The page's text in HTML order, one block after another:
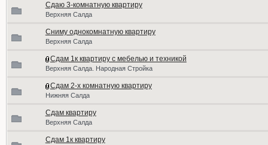
Сдаю 3‑комнатную квартиру
Верхняя Салда
Сниму однокомнатную квартиру
Верхняя Салда
Сдам 1к квартиру с мебелью и техникой
Верхняя Салда. Народная Стройка
Сдам 2-х комнатную квартиру
Нижняя Салда
Сдам квартиру
Верхняя Салда
Сдам 1к квартиру